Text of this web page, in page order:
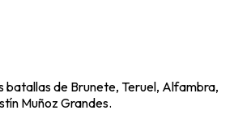
batallas de Brunete, Teruel, Alfambra,
Muñoz Grandes.